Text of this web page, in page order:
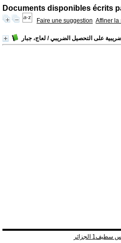
Documents disponibles écrits
Faire une suggestion Affiner la
على التحصيل الضريبي/ لعاج، جبار